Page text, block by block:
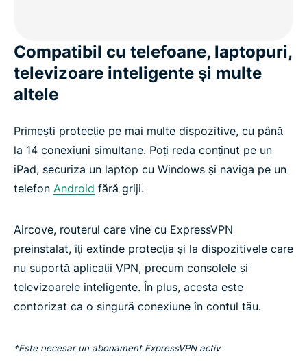
Compatibil cu telefoane, laptopuri,
televizoare inteligente și multe
altele
Primești protecție pe mai multe dispozitive, cu până
la 14 conexiuni simultane. Poți reda conținut pe un
iPad, securiza un laptop cu Windows și naviga pe un
telefon Android fără griji.
Aircove, routerul care vine cu ExpressVPN
preinstalat, îți extinde protecția și la dispozitivele care
nu suportă aplicații VPN, precum consolele și
televizoarele inteligente. În plus, acesta este
contorizat ca o singură conexiune în contul tău.
*Este necesar un abonament ExpressVPN activ